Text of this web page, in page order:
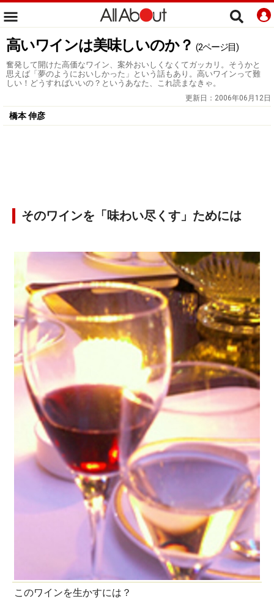
高いワインは美味しいのか？ (2ページ目)
奮発して開けた高価なワイン、案外おいしくなくてガッカリ。そうかと
思えば「夢のようにおいしかった」という話もあり。高いワインって難
しい！どうすればいいの？というあなた、これ読まなきゃ。
更新日： 2006年06月12日
橋本 伸彦
そのワインを「味わい尽くす」ためには
このワインを生かすには？